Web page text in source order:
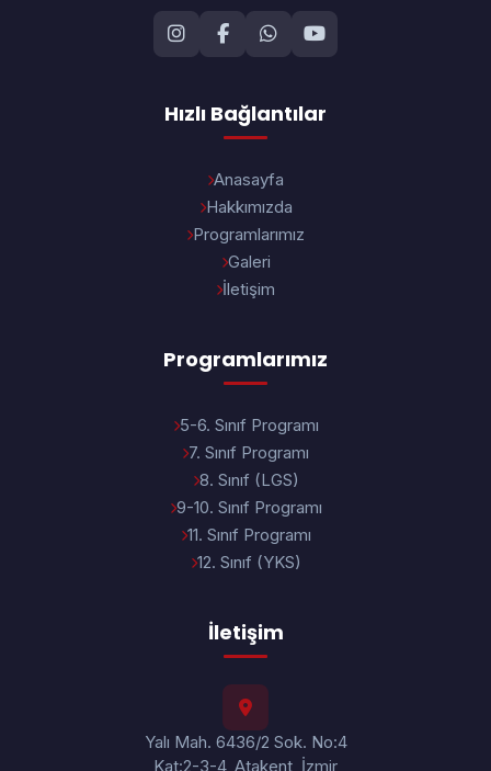
Hızlı Bağlantılar
Anasayfa
Hakkımızda
Programlarımız
Galeri
İletişim
Programlarımız
5-6. Sınıf Programı
7. Sınıf Programı
8. Sınıf (LGS)
9-10. Sınıf Programı
11. Sınıf Programı
12. Sınıf (YKS)
İletişim
Yalı Mah. 6436/2 Sok. No:4
Kat:2-3-4, Atakent, İzmir